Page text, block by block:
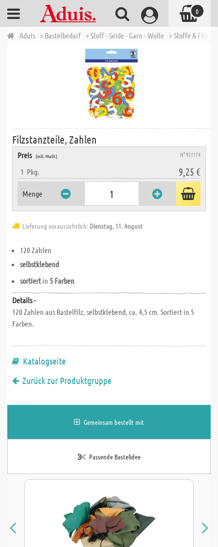
Aduis > Bastelbedarf > Stoff - Seide - Garn - Wolle > Stoffe & Filz
Filzstanzteile, Zahlen
Preis (inkl. MwSt.) N° 921174
1 Pkg. 9,25 €
Menge
Lieferung voraussichtlich: Dienstag, 11. August
120 Zahlen
selbstklebend
sortiertin 5 Farben
Details -
120 Zahlen aus Bastelfilz, selbstklebend, ca. 4,5 cm. Sortiert in 5
Farben.
Katalogseite
Zurück zur Produktgruppe
Gemeinsam bestellt mit
Passende Bastelidee
0